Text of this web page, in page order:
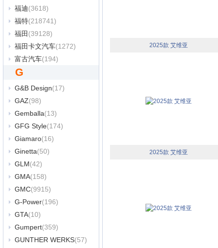
福迪(3618)
福特(218741)
福田 (39128)
福田卡文汽车(1272)
富古汽车(194)
G
G&B Design(17)
GAZ(98)
Gemballa(13)
GFG Style(174)
Giamaro(16)
Ginetta(50)
GLM(42)
GMA(158)
GMC(9915)
G-Power(196)
GTA(10)
Gumpert(359)
GUNTHER WERKS(57)
2025款 艾维亚
2025款 艾维亚